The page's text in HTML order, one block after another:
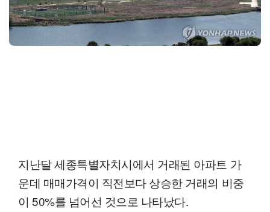
지난달 세종특별자치시에서 거래된 아파트 가
운데 매매가격이 직전보다 상승한 거래의 비중
이 50%를 넘어선 것으로 나타났다.